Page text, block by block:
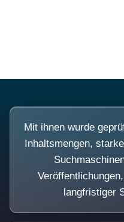
Mit ihnen wurde
Inhaltsmengen,
langfristiger